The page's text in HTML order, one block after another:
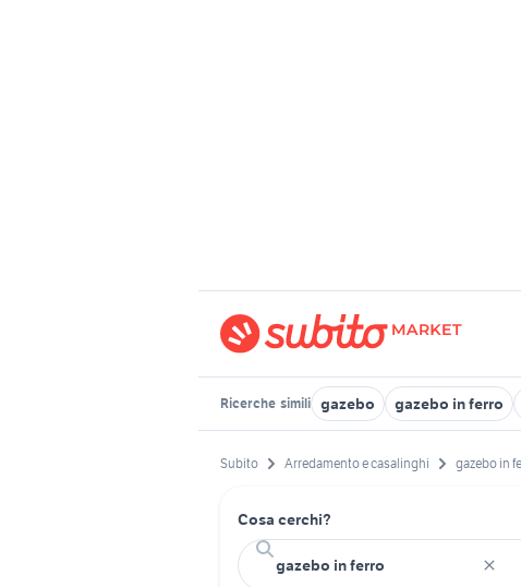
Ricerche simili gazebo gazebo in ferro
Subito Arredamento e casalinghi gazebo in
Cosa cerchi?